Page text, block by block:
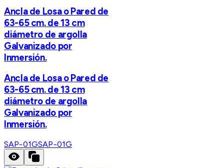
Ancla de Losa o Pared de
63-65 cm. de 13 cm
diámetro de argolla
Galvanizado por
Inmersión.
Ancla de Losa o Pared de
63-65 cm. de 13 cm
diámetro de argolla
Galvanizado por
Inmersión.
SAP-01GSAP-01G